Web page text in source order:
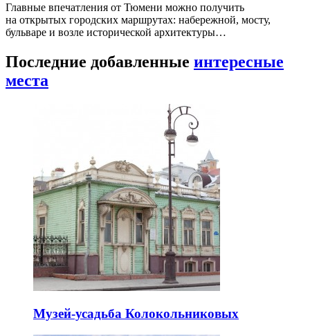
Главные впечатления от Тюмени можно получить
на открытых городских маршрутах: набережной, мосту,
бульваре и возле исторической архитектуры…
Последние добавленные интересные
места
Музей-усадьба Колокольниковых